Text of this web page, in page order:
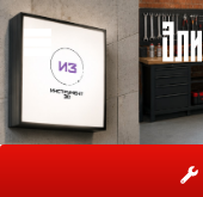
Рекламные материалы